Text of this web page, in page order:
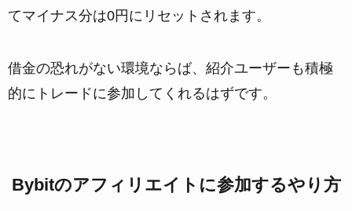
てマイナス分は0円にリセットされます。
借金の恐れがない環境ならば、紹介ユーザーも積極
的にトレードに参加してくれるはずです。
Bybitのアフィリエイトに参加するやり方